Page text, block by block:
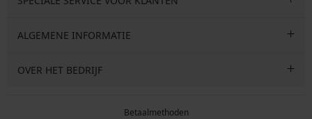
ALGEMENE INFORMATIE
OVER HET BEDRIJF
Betaalmethoden